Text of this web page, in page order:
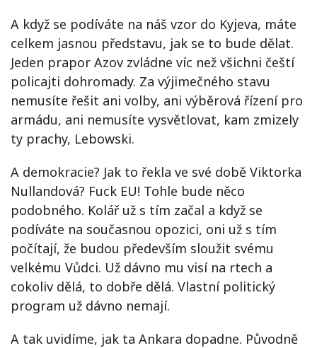
A když se podíváte na náš vzor do Kyjeva, máte
celkem jasnou představu, jak se to bude dělat.
Jeden prapor Azov zvládne víc než všichni čeští
policajti dohromady. Za výjimečného stavu
nemusíte řešit ani volby, ani výběrová řízení pro
armádu, ani nemusíte vysvětlovat, kam zmizely
ty prachy, Lebowski.
A demokracie? Jak to řekla ve své době Viktorka
Nullandová? Fuck EU! Tohle bude něco
podobného. Kolář už s tím začal a když se
podíváte na současnou opozici, oni už s tím
počítají, že budou především sloužit svému
velkému Vůdci. Už dávno mu visí na rtech a
cokoliv dělá, to dobře dělá. Vlastní politický
program už dávno nemají.
A tak uvidíme, jak ta Ankara dopadne. Původně